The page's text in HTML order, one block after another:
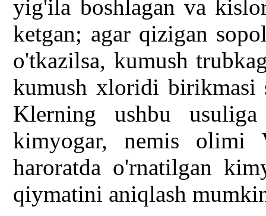
yig'ila boshlagan va
ketgan; agar qizigan
o'tkazilsa, kumush
kumush xloridi birikmasi
Klerning ushbu
kimyogar, nemis olimi
haroratda o'rnatilgan
qiymatini aniqlash